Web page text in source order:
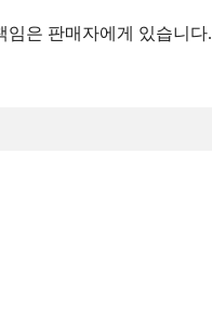
임은 판매자에게 있습니다.